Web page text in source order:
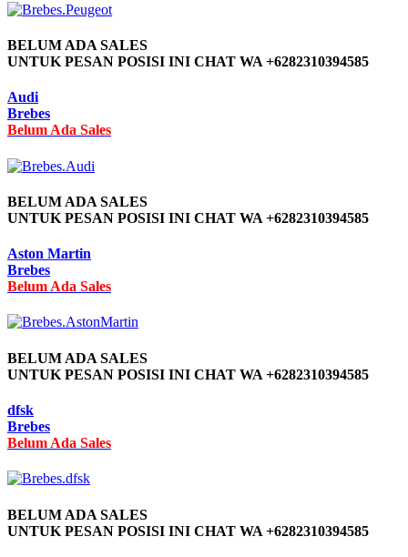
BELUM ADA SALES
UNTUK PESAN POSISI INI CHAT WA +6282310394585
Audi
Brebes
Belum Ada Sales
BELUM ADA SALES
UNTUK PESAN POSISI INI CHAT WA +6282310394585
Aston Martin
Brebes
Belum Ada Sales
BELUM ADA SALES
UNTUK PESAN POSISI INI CHAT WA +6282310394585
dfsk
Brebes
Belum Ada Sales
BELUM ADA SALES
UNTUK PESAN POSISI INI CHAT WA +6282310394585